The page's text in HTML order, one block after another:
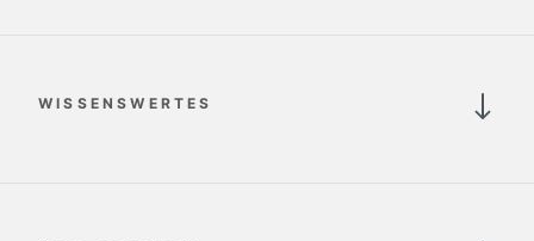
WISSENSWERTES